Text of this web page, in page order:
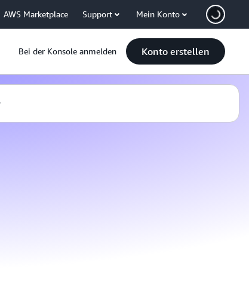
AWS Marketplace Support Mein Konto
Bei der Konsole anmelden Konto erstellen